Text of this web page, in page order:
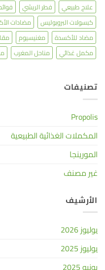
علاج طبيعي
فطر الريشي
كبسولات البروبوليس
مضادات
مضاد للأكسدة
مغنيسيوم
مكمل غذائي
مناحل المغرب
تصنيفات
Propolis
المكملات الغذائية الطبيعية
المورينجا
غير مصنف
الأرشيف
يوليوز 2026
يوليوز 2025